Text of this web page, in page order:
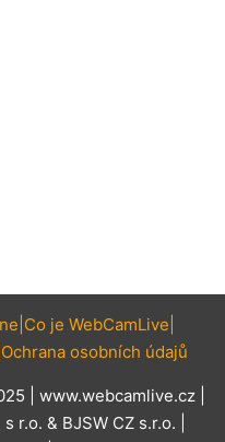
Co je WebCamLive
Ochrana osobních údajů
| www.webcamlive.cz|
s r.o. & BJSW CZ s.r.o.